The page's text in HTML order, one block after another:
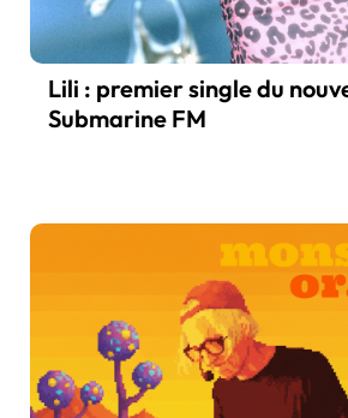
Lili : premier single du
Submarine FM